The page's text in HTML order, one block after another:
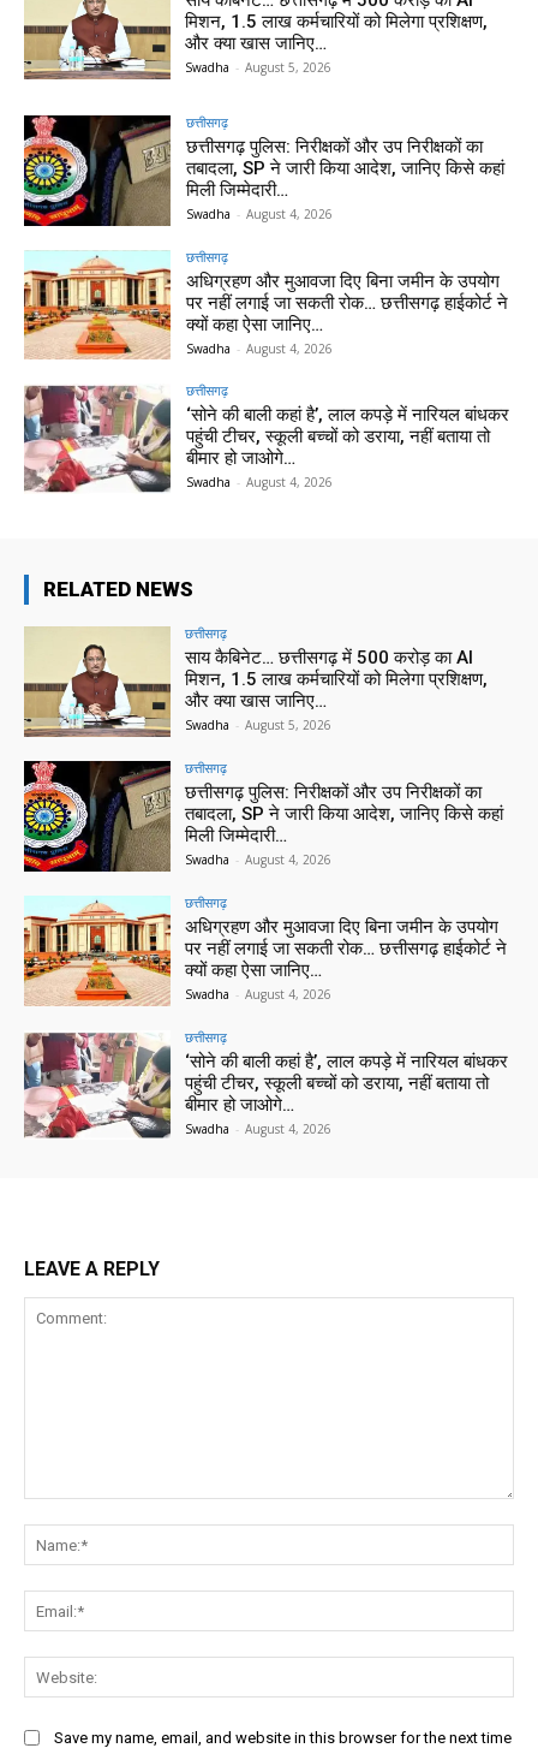
मिशन, 1.5 लाख कर्मचारियों को मिलेगा प्रशिक्षण,
और क्या खास जानिए…
Swadha - August 5, 2026
छत्तीसगढ़
छत्तीसगढ़ पुलिस: निरीक्षकों और उप निरीक्षकों का
तबादला, SP ने जारी किया आदेश, जानिए किसे कहां
मिली जिम्मेदारी…
Swadha - August 4, 2026
छत्तीसगढ़
अधिग्रहण और मुआवजा दिए बिना जमीन के उपयोग
पर नहीं लगाई जा सकती रोक… छत्तीसगढ़ हाईकोर्ट ने
क्यों कहा ऐसा जानिए…
Swadha - August 4, 2026
छत्तीसगढ़
‘सोने की बाली कहां है’, लाल कपड़े में नारियल बांधकर
पहुंची टीचर, स्कूली बच्चों को डराया, नहीं बताया तो
बीमार हो जाओगे…
Swadha - August 4, 2026
RELATED NEWS
छत्तीसगढ़
साय कैबिनेट… छत्तीसगढ़ में 500 करोड़ का AI
मिशन, 1.5 लाख कर्मचारियों को मिलेगा प्रशिक्षण,
और क्या खास जानिए…
Swadha - August 5, 2026
छत्तीसगढ़
छत्तीसगढ़ पुलिस: निरीक्षकों और उप निरीक्षकों का
तबादला, SP ने जारी किया आदेश, जानिए किसे कहां
मिली जिम्मेदारी…
Swadha - August 4, 2026
छत्तीसगढ़
अधिग्रहण और मुआवजा दिए बिना जमीन के उपयोग
पर नहीं लगाई जा सकती रोक… छत्तीसगढ़ हाईकोर्ट ने
क्यों कहा ऐसा जानिए…
Swadha - August 4, 2026
छत्तीसगढ़
‘सोने की बाली कहां है’, लाल कपड़े में नारियल बांधकर
पहुंची टीचर, स्कूली बच्चों को डराया, नहीं बताया तो
बीमार हो जाओगे…
Swadha - August 4, 2026
LEAVE A REPLY
Save my name, email, and website in this browser for the next time